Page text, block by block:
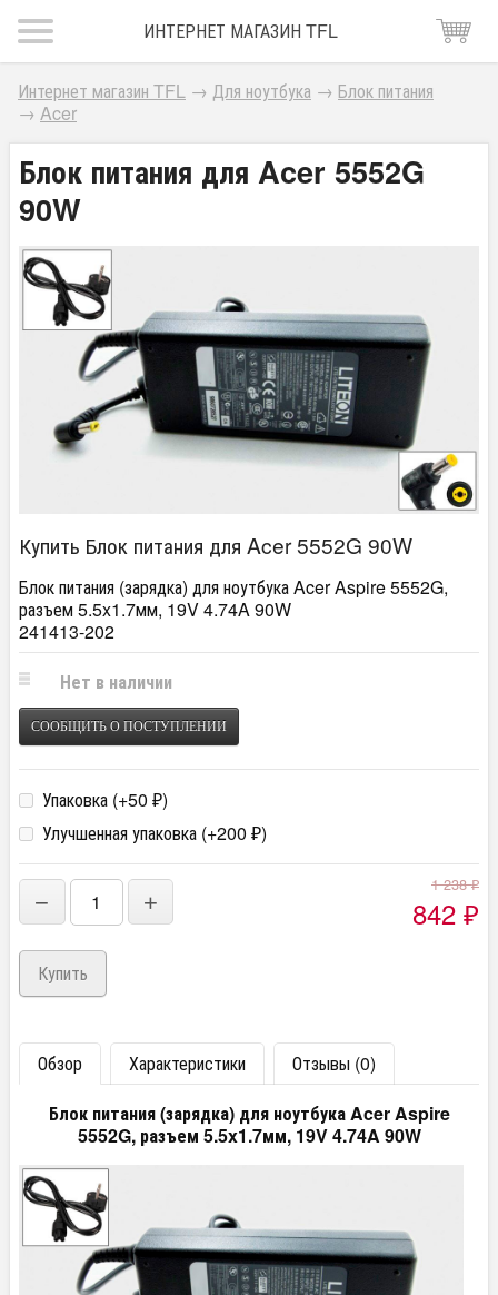
ИНТЕРНЕТ МАГАЗИН TFL
Интернет магазин TFL → Для ноутбука → Блок питания
→ Acer
Блок питания для Acer 5552G
90W
Купить Блок питания для Acer 5552G 90W
Блок питания (зарядка) для ноутбука Acer Aspire 5552G,
разъем 5.5x1.7мм, 19V 4.74A 90W
241413-202
Нет в наличии
СООБЩИТЬ О ПОСТУПЛЕНИИ
Упаковка (+50 ₽)
Улучшенная упаковка (+200 ₽)
− +
1 238₽
842 ₽
Обзор Характеристики
Отзывы (0)
Блок питания (зарядка) для ноутбука Acer Aspire
5552G, разъем 5.5x1.7мм, 19V 4.74A 90W